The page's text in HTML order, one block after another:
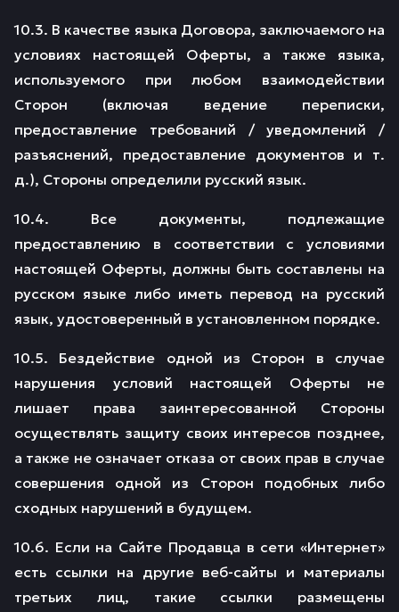
10.3. В качестве языка Договора, заключаемого на
условиях настоящей Оферты, а также языка,
используемого при любом взаимодействии
Сторон (включая ведение переписки,
предоставление требований / уведомлений /
разъяснений, предоставление документов и т.
д.), Стороны определили русский язык.
10.4. Все документы, подлежащие
предоставлению в соответствии с условиями
настоящей Оферты, должны быть составлены на
русском языке либо иметь перевод на русский
язык, удостоверенный в установленном порядке.
10.5. Бездействие одной из Сторон в случае
нарушения условий настоящей Оферты не
лишает права заинтересованной Стороны
осуществлять защиту своих интересов позднее,
а также не означает отказа от своих прав в случае
совершения одной из Сторон подобных либо
сходных нарушений в будущем.
10.6. Если на Сайте Продавца в сети «Интернет»
есть ссылки на другие веб-сайты и материалы
третьих лиц, такие ссылки размещены